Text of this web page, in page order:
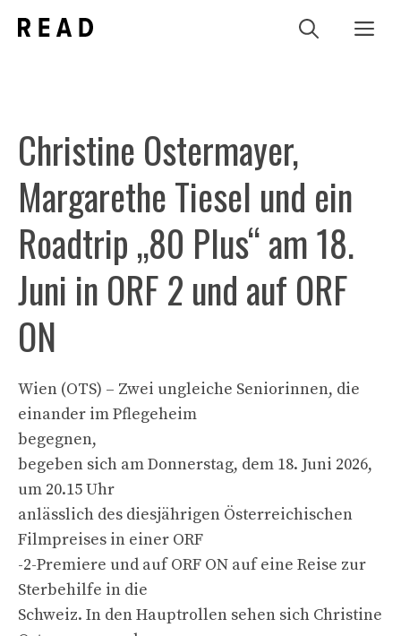
Inhalt
Christine Ostermayer,
Margarethe Tiesel und ein
Roadtrip „80 Plus“ am 18.
Juni in ORF 2 und auf ORF
ON
Wien (OTS) – Zwei ungleiche Seniorinnen, die
einander im Pflegeheim
begegnen,
begeben sich am Donnerstag, dem 18. Juni 2026,
um 20.15 Uhr
anlässlich des diesjährigen Österreichischen
Filmpreises in einer ORF
-2-Premiere und auf ORF ON auf eine Reise zur
Sterbehilfe in die
Schweiz. In den Hauptrollen sehen sich Christine